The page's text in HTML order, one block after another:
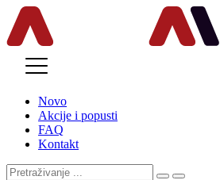
Novo
Akcije i popusti
FAQ
Kontakt